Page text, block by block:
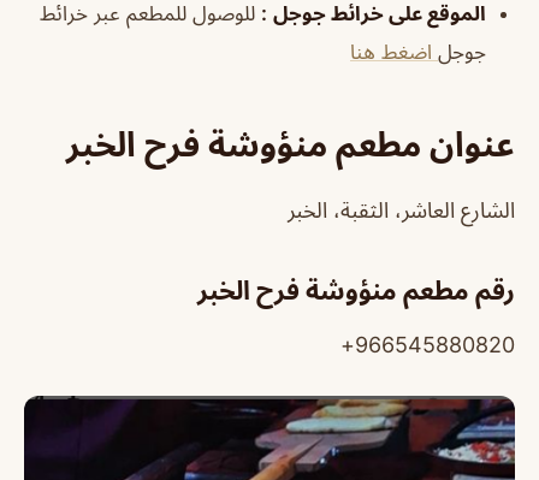
الموقع على خرائط جوجل : للوصول للمطعم عبر خرائط
جوجل اضغط هنا
عنوان مطعم منؤوشة فرح الخبر
الشارع العاشر، الثقبة، الخبر
رقم مطعم منؤوشة فرح الخبر
966545880820+